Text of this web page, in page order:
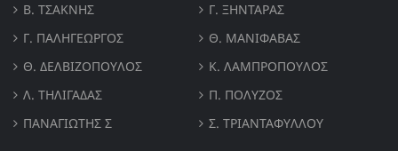
Β. ΤΣΆΚΝΗΣ
Γ. ΞΗΝΤΆΡΑΣ
Γ. ΠΑΛΗΓΕΏΡΓΟΣ
Θ. ΜΑΝΙΦΑΒΑΣ
Θ. ΔΕΛΒΙΖΌΠΟΥΛΟΣ
Κ. ΛΑΜΠΡΟΠΟΥΛΟΣ
Λ. ΤΗΛΙΓΑΔΑΣ
Π. ΠΟΛΎΖΟΣ
ΠΑΝΑΓΙΏΤΗΣ Σ
Σ. ΤΡΙΑΝΤΑΦΥΛΛΟΥ